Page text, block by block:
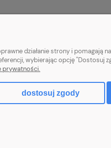
konta
działanie strony i
wybierając opcję "Dostosuj
prywatności.
dostosuj zgody